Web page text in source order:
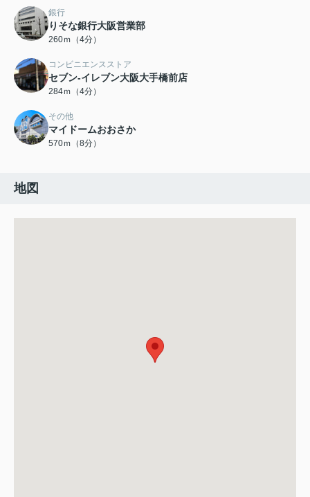
銀行
りそな銀行大阪営業部
260ｍ（4分）
コンビニエンスストア
セブン-イレブン大阪大手橋前店
284ｍ（4分）
その他
マイドームおおさか
570ｍ（8分）
地図